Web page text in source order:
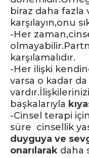
biraz daha fazla
karşılayın,onu
-Her
karşılamalıdır.
-Her ilişki
varsa o kadar
başkalarıyla
-Cinsel terapi
süre cinsellik
duyguya ve
onarılarak daha